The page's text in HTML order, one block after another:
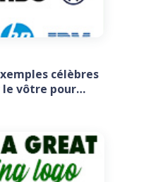
célèbres
vôtre pour